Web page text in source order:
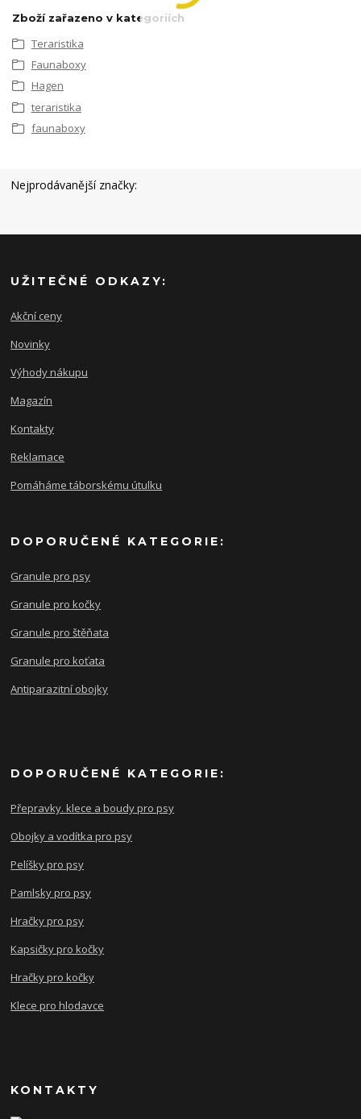
Zboží zařazeno v kategoriích
Teraristika
Faunaboxy
Hagen
teraristika
faunaboxy
Nejprodávanější značky:
UŽITEČNÉ ODKAZY:
Akční ceny
Novinky
Výhody nákupu
Magazín
Kontakty
Reklamace
Pomáháme táborskému útulku
DOPORUČENÉ KATEGORIE:
Granule pro psy
Granule pro kočky
Granule pro štěňata
Granule pro koťata
Antiparazitní obojky
DOPORUČENÉ KATEGORIE:
Přepravky. klece a boudy pro psy
Obojky a vodítka pro psy
Pelíšky pro psy
Pamlsky pro psy
Hračky pro psy
Kapsičky pro kočky
Hračky pro kočky
Klece pro hlodavce
KONTAKTY